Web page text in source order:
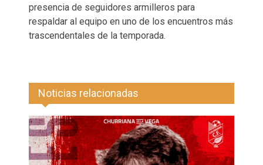
presencia de seguidores armilleros para
respaldar al equipo en uno de los encuentros más
trascendentales de la temporada.
Noticias relacionadas